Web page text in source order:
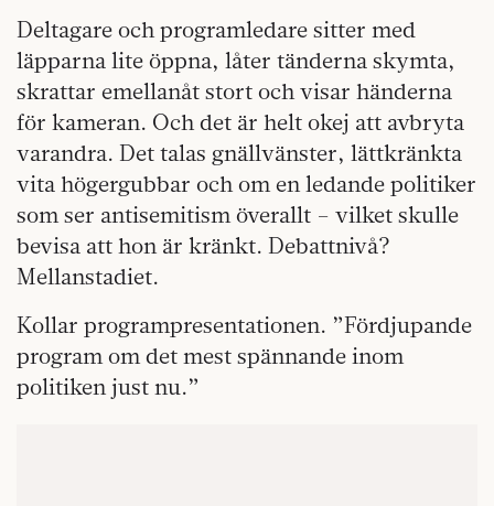
Deltagare och programledare sitter med
läpparna lite öppna, låter tänderna skymta,
skrattar emellanåt stort och visar händerna
för kameran. Och det är helt okej att avbryta
varandra. Det talas gnällvänster, lättkränkta
vita högergubbar och om en ledande politiker
som ser antisemitism överallt – vilket skulle
bevisa att hon är kränkt. Debattnivå?
Mellanstadiet.
Kollar programpresentationen. ”Fördjupande
program om det mest spännande inom
politiken just nu.”